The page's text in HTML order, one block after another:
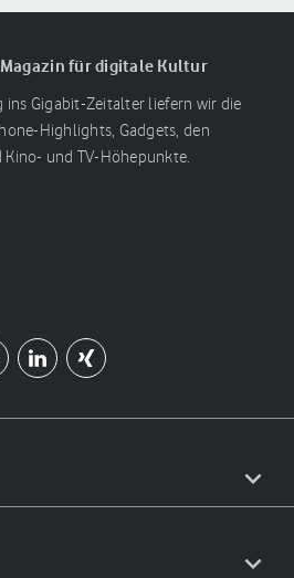
für digitale Kultur
ins Gigabit-Zeitalter liefern wir die
Highlights, Gadgets, den
Kino- und TV-Höhepunkte.